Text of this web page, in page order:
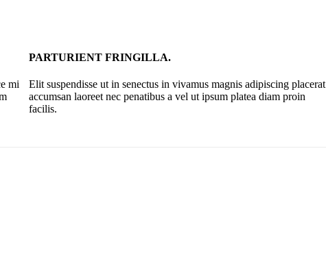
mi
PARTURIENT FRINGILLA.
Elit suspendisse ut in senectus in vivamus magnis adipiscing placerat
accumsan laoreet nec penatibus a vel ut ipsum platea diam proin
facilis.